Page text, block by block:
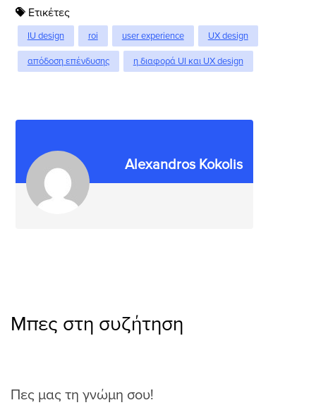
Ετικέτες
IU design roi user experience UX design
απόδοση επένδυσης η διαφορά UI και UX design
Alexandros Kokolis
Μπες στη συζήτηση
Πες μας τη γνώμη σου!